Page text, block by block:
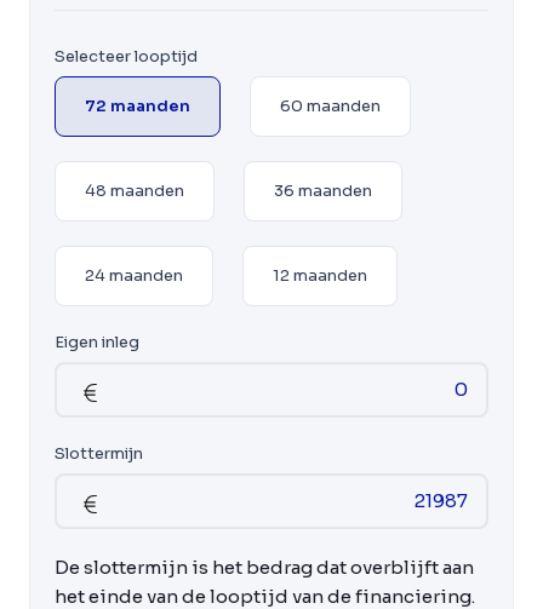
Selecteer looptijd
72 maanden 60 maanden
48 maanden 36 maanden
24 maanden 12 maanden
Eigen inleg
Slottermijn
De slottermijn is het bedrag dat overblijft aan
het einde van de looptijd van de financiering.